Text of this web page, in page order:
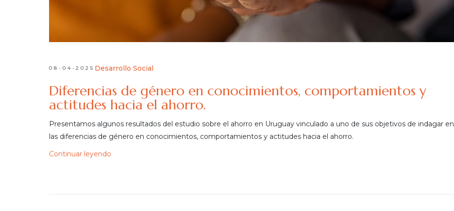
08-04-2025 Desarrollo Social
Diferencias de género en conocimientos, comportamientos y
actitudes hacia el ahorro.
Presentamos algunos resultados del estudio sobre el ahorro en Uruguay vinculado a uno de sus objetivos de indagar en
las diferencias de género en conocimientos, comportamientos y actitudes hacia el ahorro.
Continuar leyendo